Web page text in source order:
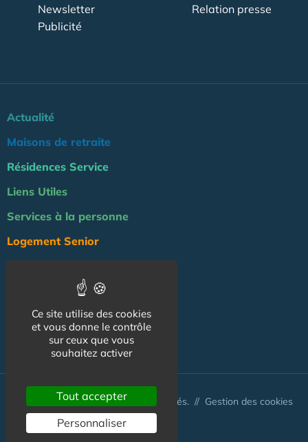
Newsletter
Publicité
Relation presse
Actualité
Maisons de retraite
Résidences Service
Liens Utiles
Services à la personne
Logement Senior
Emploi & formation
Professionnels
NOS AUTRES SITES :
© Australis 2026 - Tous droits réservés. // Gestion des cookies
Ce site utilise des cookies
et vous donne le contrôle
sur ceux que vous
souhaitez activer
Tout accepter
Personnaliser